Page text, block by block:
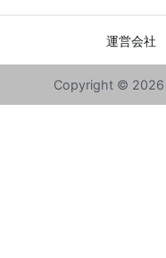
運営会社
Copyright © 2026